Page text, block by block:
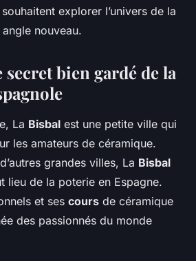
explorer l’univers de la
nouveau.
secret bien gardé de la
La Bisbal est une petite ville qui
les amateurs de céramique.
grandes villes, La Bisbal
lieu de la poterie en Espagne.
et ses cours de céramique
des passionnés du monde